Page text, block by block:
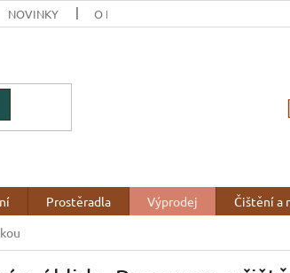
NOVINKY O NÁS
Prostěradla Výprodej Čištění a